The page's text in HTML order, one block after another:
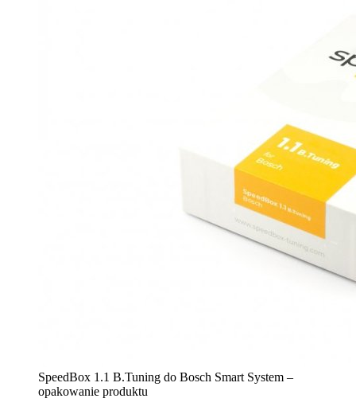
SpeedBox 1.1 B.Tuning do Bosch Smart System –
opakowanie produktu